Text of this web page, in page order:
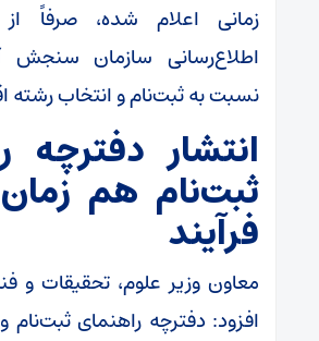
زمانی اعلام‌ شده، صرفاً
اطلاع‌رسانی سازمان سنجش
نسبت به ثبت‌نام و انتخاب رشته
انتشار دفترچه
ثبت‌نام هم‌ زمان
فرآیند
معاون وزیر علوم، تحقیقات و
افزود: دفترچه راهنمای ثبت‌نام